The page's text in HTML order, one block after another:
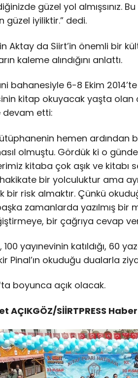
güzel yol almışsınız.
güzel iyiliktir.” dedi.
Aktay da Siirt’in önemli bir
kaleme alındığını anlattı.
bahanesiyle 6-8 Ekim
kitap okuyacak yaşta olan
devam etti:
hemen ardından
olmuştu. Gördük ki o
kitaba çok aşık ve kitabı
bir yolculuktur ama
bir risk almaktır. Çünkü
zamanlarda yazılmış bir
bir çağrıya cevap
yayınevinin katıldığı, 60
Pinal’ın okuduğu dualarla
boyunca açık olacak.
AÇIKGÖZ/SİİRTPRESS